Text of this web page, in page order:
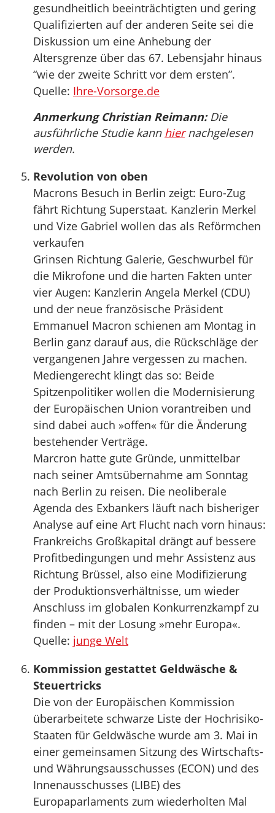
gesundheitlich beeinträchtigten und gering
Qualifizierten auf der anderen Seite sei die
Diskussion um eine Anhebung der
Altersgrenze über das 67. Lebensjahr hinaus
“wie der zweite Schritt vor dem ersten”.
Quelle: Ihre-Vorsorge.de
Anmerkung Christian Reimann:Die
ausführliche Studie kann hiernachgelesen
werden.
Revolution von oben
Macrons Besuch in Berlin zeigt: Euro-Zug
fährt Richtung Superstaat. Kanzlerin Merkel
und Vize Gabriel wollen das als Reförmchen
verkaufen
Grinsen Richtung Galerie, Geschwurbel für
die Mikrofone und die harten Fakten unter
vier Augen: Kanzlerin Angela Merkel (CDU)
und der neue französische Präsident
Emmanuel Macron schienen am Montag in
Berlin ganz darauf aus, die Rückschläge der
vergangenen Jahre vergessen zu machen.
Mediengerecht klingt das so: Beide
Spitzenpolitiker wollen die Modernisierung
der Europäischen Union vorantreiben und
sind dabei auch »offen« für die Änderung
bestehender Verträge.
Marcron hatte gute Gründe, unmittelbar
nach seiner Amtsübernahme am Sonntag
nach Berlin zu reisen. Die neoliberale
Agenda des Exbankers läuft nach bisheriger
Analyse auf eine Art Flucht nach vorn hinaus:
Frankreichs Großkapital drängt auf bessere
Profitbedingungen und mehr Assistenz aus
Richtung Brüssel, also eine Modifizierung
der Produktionsverhältnisse, um wieder
Anschluss im globalen Konkurrenzkampf zu
finden – mit der Losung »mehr Europa«.
Quelle: junge Welt
Kommission gestattet Geldwäsche &
Steuertricks
Die von der Europäischen Kommission
überarbeitete schwarze Liste der Hochrisiko-
Staaten für Geldwäsche wurde am 3. Mai in
einer gemeinsamen Sitzung des Wirtschafts-
und Währungsausschusses (ECON) und des
Innenausschusses (LIBE) des
Europaparlaments zum wiederholten Mal